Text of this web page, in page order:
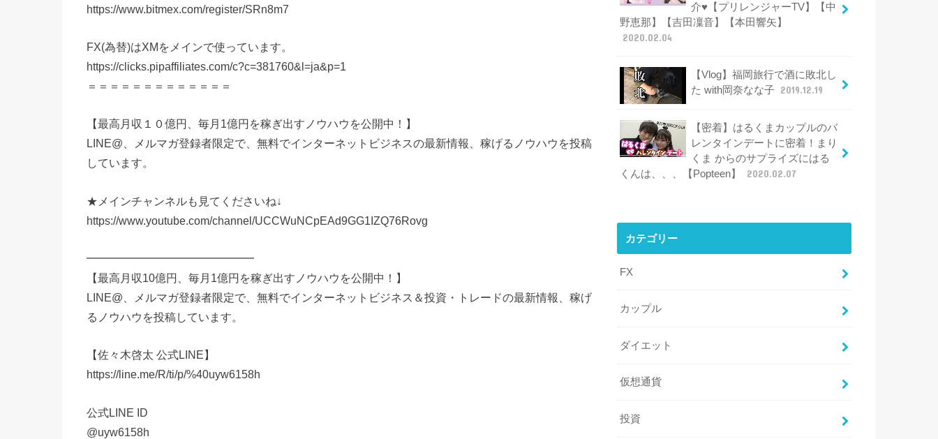
https://www.bitmex.com/register/SRn8m7
FX(為替)はXMをメインで使っています。
https://clicks.pipaffiliates.com/c?c=381760&l=ja&p=1
＝＝＝＝＝＝＝＝＝＝＝＝＝
【最高月収１０億円、毎月1億円を稼ぎ出すノウハウを公開中！】
LINE@、メルマガ登録者限定で、無料でインターネットビジネスの最新情報、稼げるノウハウを投稿
しています。
★メインチャンネルも見てくださいね↓
https://www.youtube.com/channel/UCCWuNCpEAd9GG1IZQ76Rovg
━━━━━━━━━━━━━━━
【最高月収10億円、毎月1億円を稼ぎ出すノウハウを公開中！】
LINE@、メルマガ登録者限定で、無料でインターネットビジネス＆投資・トレードの最新情報、稼げ
るノウハウを投稿しています。
【佐々木啓太 公式LINE】
https://line.me/R/ti/p/%40uyw6158h
公式LINE ID
@uyw6158h
介♥【プリレンジャーTV】【中
野恵那】【吉田凜音】【本田響矢】
2020.02.04
【Vlog】福岡旅行で酒に敗北し
た with岡奈なな子 2019.12.19
【密着】はるくまカップルのバ
レンタインデートに密着！まり
くま からのサプライズにはる
くんは、、、【Popteen】
2020.02.07
カテゴリー
FX
カップル
ダイエット
仮想通貨
投資